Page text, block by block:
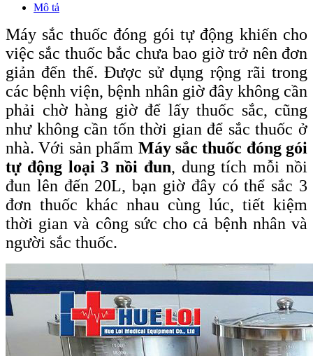
Mô tả
Máy sắc thuốc đóng gói tự động khiến cho
việc sắc thuốc bắc chưa bao giờ trở nên đơn
giản đến thế. Được sử dụng rộng rãi trong
các bệnh viện, bệnh nhân giờ đây không cần
phải chờ hàng giờ để lấy thuốc sắc, cũng
như không cần tốn thời gian để sắc thuốc ở
nhà. Với sản phẩm Máy sắc thuốc đóng gói
tự động loại 3 nồi đun, dung tích mỗi nồi
đun lên đến 20L, bạn giờ đây có thể sắc 3
đơn thuốc khác nhau cùng lúc, tiết kiệm
thời gian và công sức cho cả bệnh nhân và
người sắc thuốc.